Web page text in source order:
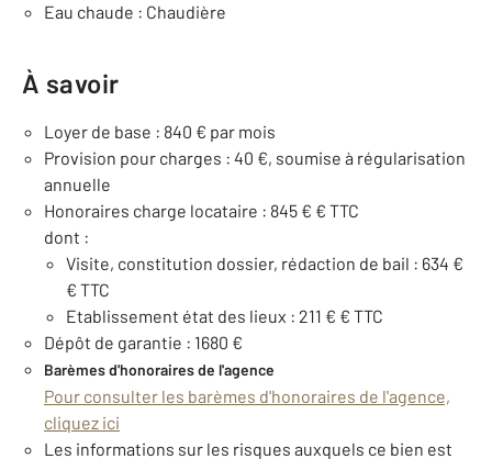
Eau chaude : Chaudière
À savoir
Loyer de base : 840 € par mois
Provision pour charges : 40 €, soumise à régularisation
annuelle
Honoraires charge locataire : 845 € € TTC
dont :
Visite, constitution dossier, rédaction de bail : 634 €
€ TTC
Etablissement état des lieux : 211 € € TTC
Dépôt de garantie : 1680 €
Barèmes d'honoraires de l'agence
Pour consulter les barèmes d'honoraires de l'agence,
cliquez ici
Les informations sur les risques auxquels ce bien est